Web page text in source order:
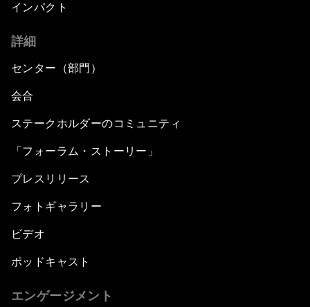
インパクト
詳細
センター（部門）
会合
ステークホルダーのコミュニティ
「フォーラム・ストーリー」
プレスリリース
フォトギャラリー
ビデオ
ポッドキャスト
エンゲージメント